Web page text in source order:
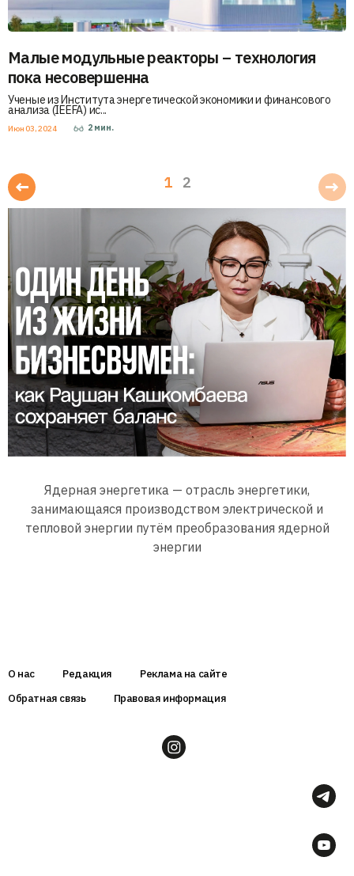
Малые модульные реакторы – технология
пока несовершенна
Ученые из Института энергетической экономики и финансового
анализа (IEEFA) ис...
Июн 03, 2024 2 мин.
1 2
Ядерная энергетика — отрасль энергетики,
занимающаяся производством электрической и
тепловой энергии путём преобразования ядерной
энергии
О нас Редакция
Реклама на сайте
Обратная связь
Правовая информация